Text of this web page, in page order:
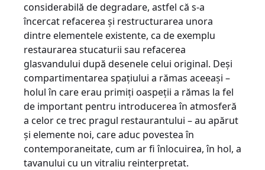
considerabilă de degradare, astfel că s-a
încercat refacerea și restructurarea unora
dintre elementele existente, ca de exemplu
restaurarea stucaturii sau refacerea
glasvandului după desenele celui original. Deși
compartimentarea spațiului a rămas aceeași –
holul în care erau primiți oaspeții a rămas la fel
de important pentru introducerea în atmosferă
a celor ce trec pragul restaurantului – au apărut
și elemente noi, care aduc povestea în
contemporaneitate, cum ar fi înlocuirea, în hol, a
tavanului cu un vitraliu reinterpretat.